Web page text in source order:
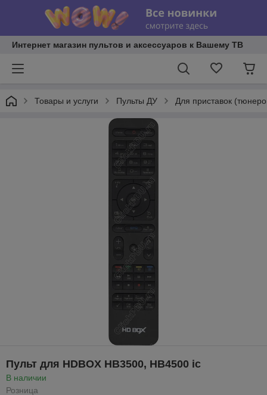
Интернет магазин пультов и аксессуаров к Вашему ТВ
Товары и услуги Пульты ДУ Для приставок
Пульт для HDBOX HB3500, HB4500 ic
В наличии
Розница